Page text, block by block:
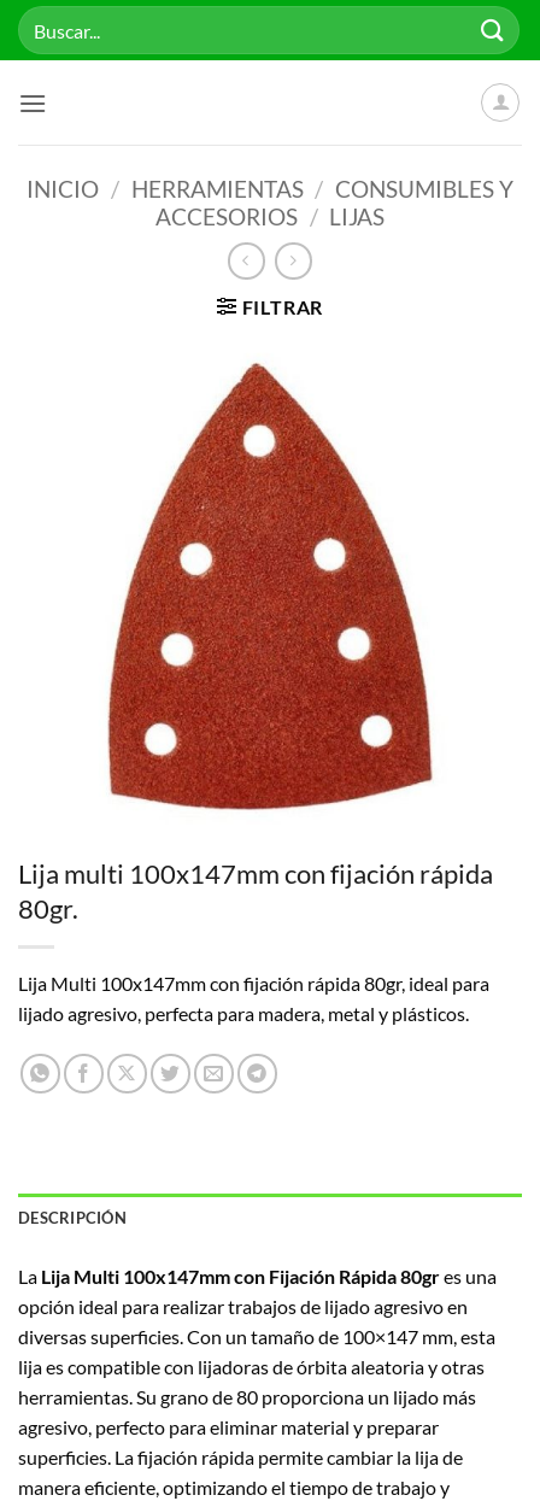
Saltar
Buscar
por:
INICIO / HERRAMIENTAS / CONSUMIBLES Y
ACCESORIOS / LIJAS
FILTRAR
Lija multi 100x147mm con fijación rápida
80gr.
Lija Multi 100x147mm con fijación rápida 80gr, ideal para
lijado agresivo, perfecta para madera, metal y plásticos.
DESCRIPCIÓN
La Lija Multi 100x147mm con Fijación Rápida 80gres una
opción ideal para realizar trabajos de lijado agresivo en
diversas superficies. Con un tamaño de 100×147 mm, esta
lija es compatible con lijadoras de órbita aleatoria y otras
herramientas. Su grano de 80 proporciona un lijado más
agresivo, perfecto para eliminar material y preparar
superficies. La fijación rápida permite cambiar la lija de
manera eficiente, optimizando el tiempo de trabajo y